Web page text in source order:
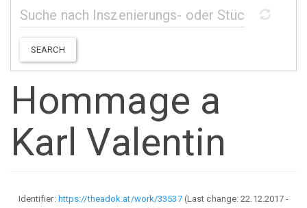
SEARCH
Hommage a
Karl Valentin
Identifier: https://theadok.at/work/33537(Last change:22.12.2017 -